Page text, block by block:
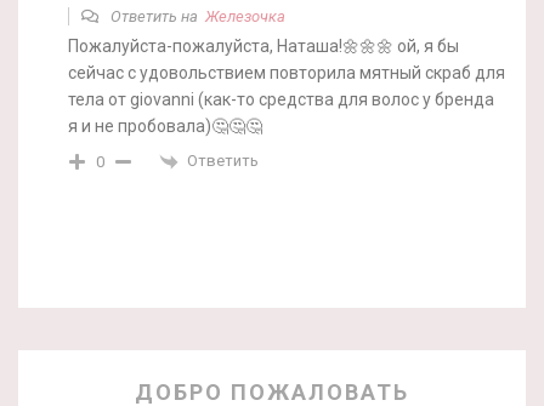
Ответить на Железочка
Пожалуйста-пожалуйста, Наташа!🌼🌼🌼 ой, я бы
сейчас с удовольствием повторила мятный скраб для
тела от giovanni (как-то средства для волос у бренда
я и не пробовала)🤔🤔🤔
0 Ответить
ДОБРО ПОЖАЛОВАТЬ